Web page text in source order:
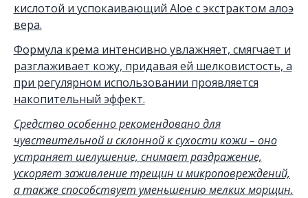
кислотой и успокаивающий Aloe с экстрактом алоэ
вера.
Формула крема интенсивно увлажняет, смягчает и
разглаживает кожу, придавая ей шелковистость, а
при регулярном использовании проявляется
накопительный эффект.
Средство особенно рекомендовано для
чувствительной и склонной к сухости кожи – оно
устраняет шелушение, снимает раздражение,
ускоряет заживление трещин и микроповреждений,
а также способствует уменьшению мелких морщин.